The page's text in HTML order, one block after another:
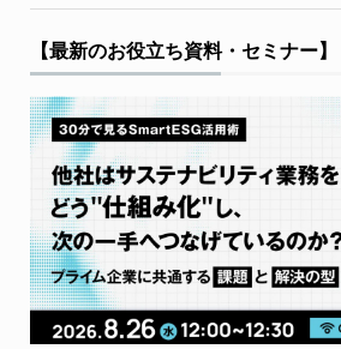
【最新のお役立ち資料・セミナー】